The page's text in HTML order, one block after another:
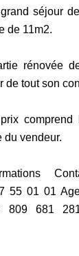
séjour
de 11m2.
rénovée
de tout son
comprend
du vendeur.
55 01 01
809 681